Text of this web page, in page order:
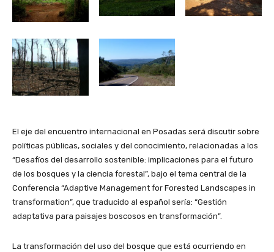
El eje del encuentro internacional en Posadas será discutir sobre
políticas públicas, sociales y del conocimiento, relacionadas a los
“Desafíos del desarrollo sostenible: implicaciones para el futuro
de los bosques y la ciencia forestal”, bajo el tema central de la
Conferencia “Adaptive Management for Forested Landscapes in
transformation”, que traducido al español sería: “Gestión
adaptativa para paisajes boscosos en transformación”.
La transformación del uso del bosque que está ocurriendo en